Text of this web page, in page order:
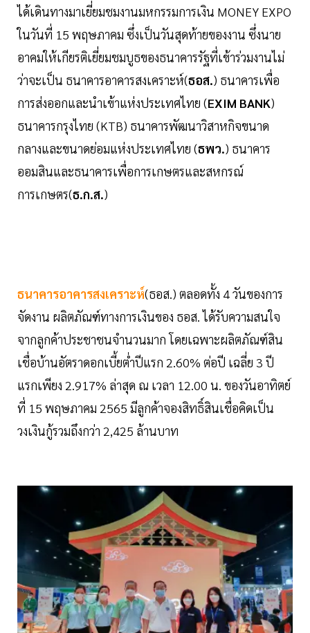
ได้เดินทางมาเยี่ยมชมงานมหกรรมการเงิน MONEY EXPO
ในวันที่ 15 พฤษภาคม ซึ่งเป็นวันสุดท้ายของงาน ซึ่งนาย
อาคมให้เกียรติเยี่ยมชมบูธของธนาคารรัฐที่เข้าร่วมงานไม่
ว่าจะเป็น ธนาคารอาคารสงเคราะห์(ธอส.) ธนาคารเพื่อ
การส่งออกและนำเข้าแห่งประเทศไทย (EXIM BANK)
ธนาคารกรุงไทย (KTB) ธนาคารพัฒนาวิสาหกิจขนาด
กลางและขนาดย่อมแห่งประเทศไทย (ธพว.) ธนาคาร
ออมสินและธนาคารเพื่อการเกษตรและสหกรณ์
การเกษตร(ธ.ก.ส.)
ธนาคารอาคารสงเคราะห์(ธอส.) ตลอดทั้ง 4 วันของการ
จัดงาน ผลิตภัณฑ์ทางการเงินของ ธอส. ได้รับความสนใจ
จากลูกค้าประชาชนจำนวนมาก โดยเฉพาะผลิตภัณฑ์สิน
เชื่อบ้านอัตราดอกเบี้ยต่ำปีแรก 2.60% ต่อปี เฉลี่ย 3 ปี
แรกเพียง 2.917% ล่าสุด ณ เวลา 12.00 น. ของวันอาทิตย์
ที่ 15 พฤษภาคม 2565 มีลูกค้าจองสิทธิ์สินเชื่อคิดเป็น
วงเงินกู้รวมถึงกว่า 2,425 ล้านบาท